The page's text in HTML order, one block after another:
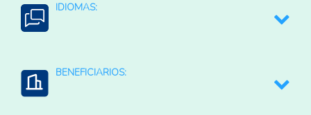
Coordinación intersectorial e interinstitucional
IDIOMAS:
BENEFICIARIOS: